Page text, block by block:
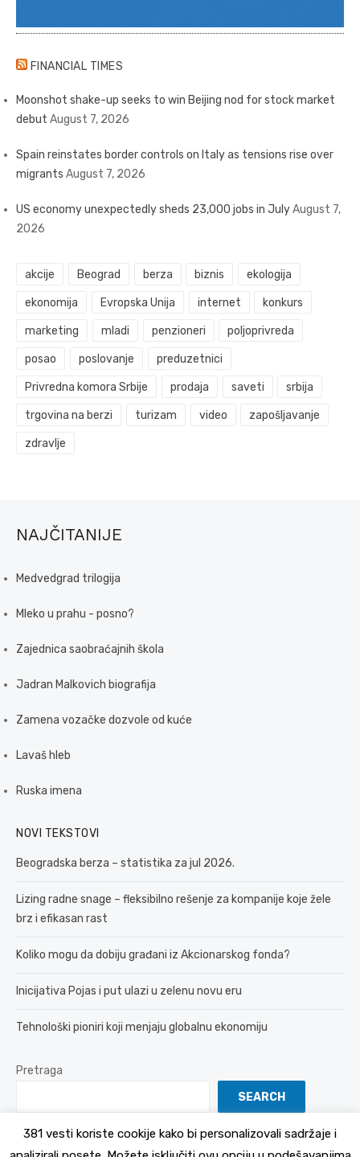
FINANCIAL TIMES
Moonshot shake-up seeks to win Beijing nod for stock market
debut August 7, 2026
Spain reinstates border controls on Italy as tensions rise over
migrants August 7, 2026
US economy unexpectedly sheds 23,000 jobs in JulyAugust 7,
2026
akcije Beograd berza biznis ekologija
ekonomija Evropska Unija internet konkurs
marketing mladi penzioneri poljoprivreda
posao poslovanje preduzetnici
Privredna komora Srbije prodaja saveti srbija
trgovina na berzi turizam video zapošljavanje
zdravlje
NAJČITANIJE
Medvedgrad trilogija
Mleko u prahu - posno?
Zajednica saobraćajnih škola
Jadran Malkovich biografija
Zamena vozačke dozvole od kuće
Lavaš hleb
Ruska imena
NOVI TEKSTOVI
Beogradska berza – statistika za jul 2026.
Lizing radne snage – fleksibilno rešenje za kompanije koje žele
brz i efikasan rast
Koliko mogu da dobiju građani iz Akcionarskog fonda?
Inicijativa Pojas i put ulazi u zelenu novu eru
Tehnološki pioniri koji menjaju globalnu ekonomiju
Pretraga
SEARCH
381 vesti koriste cookije kako bi personalizovali sadržaje i